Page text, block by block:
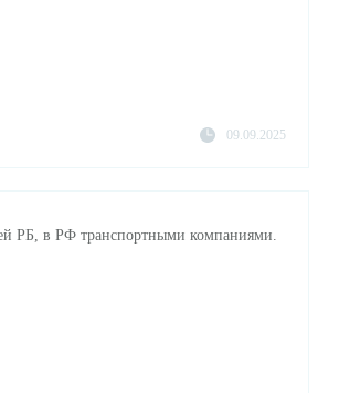
09.09.2025
РБ, в РФ транспортными компаниями.